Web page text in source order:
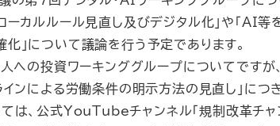
ーカルルール見直し及びデジタル化」や「AI
」について議論を行う予定であります。
への投資ワーキンググループについてですが
インによる労働条件の明示方法の見直し」につ
は、公式YouTubeチャンネル「規制改革チャ